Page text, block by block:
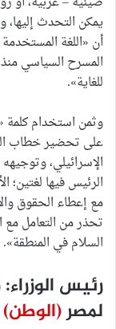
يمكن التحدث
أن «اللغة
المسرح السياسي
للغاية».
وثمن استخدام كلمة
على تحضير خطاب
الإسرائيلي،
الرئيس فيها
مع إعطاء الحقوق
تحذر من التعامل
السلام في المنطقة».
رئيس
لمصر(الوطن)